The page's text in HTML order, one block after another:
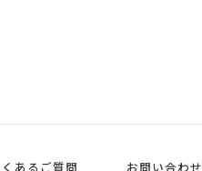
あるご質問 お問い合わせ